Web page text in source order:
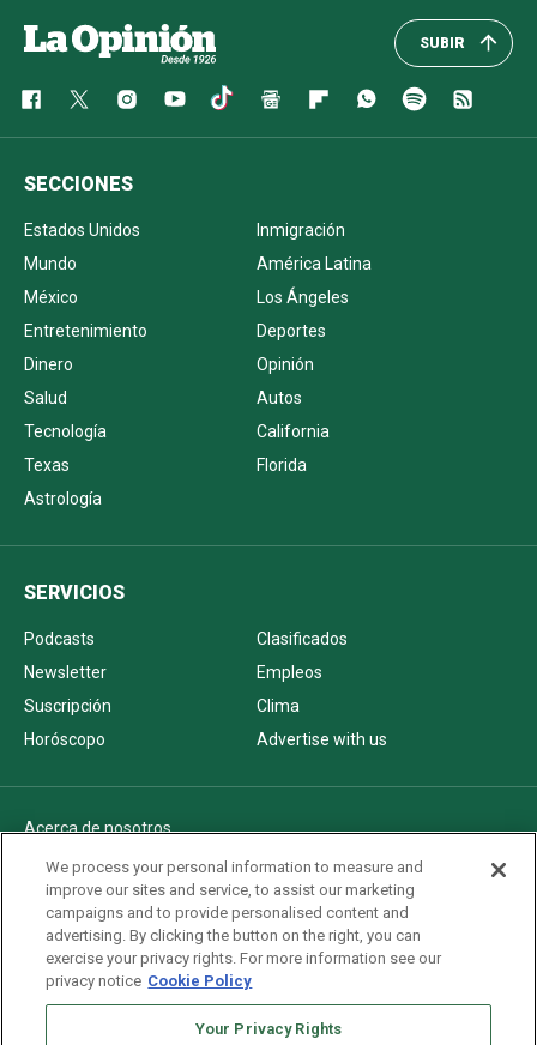
SUBIR
SECCIONES
Estados Unidos
Inmigración
Mundo
América Latina
México
Los Ángeles
Entretenimiento
Deportes
Dinero
Opinión
Salud
Autos
Tecnología
California
Texas
Florida
Astrología
SERVICIOS
Podcasts
Clasificados
Newsletter
Empleos
Suscripción
Clima
Horóscopo
Advertise with us
Acerca de nosotros
Politica de privacidad
Pautas Editoriales
AdChoices
Advertise with us
Newsletters
We process your personal information to measure and
improve our sites and service, to assist our marketing
campaigns and to provide personalised content and
advertising. By clicking the button on the right, you can
exercise your privacy rights. For more information see our
privacy notice Cookie Policy
Your Privacy Rights